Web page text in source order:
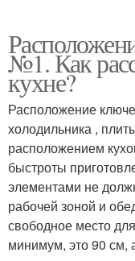
№1. Как
кухне?
Расположение
холодильника ,
расположением
быстроты
элементами не
рабочей зоной и
свободное место
минимум, это 90 см,